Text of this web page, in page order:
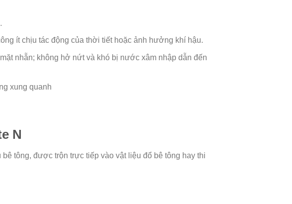
ít chịu tác động của thời tiết hoặc ảnh hưởng khí hậu.
nhẵn; không hở nứt và khó bị nước xâm nhập dẫn đến
xung quanh
N
tông, được trộn trực tiếp vào vật liệu đổ bê tông hay thi